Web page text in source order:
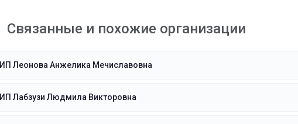
Связанные и похожие организации
ИП Леонова Анжелика Мечиславовна
ИП Лабзузи Людмила Викторовна